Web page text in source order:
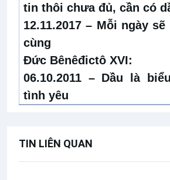
tin thôi chưa đủ, cần có
12.11.2017 – Mỗi ngày
cùng
Đức Bênêđictô XVI:
06.10.2011 – Dầu là
tình yêu
TIN LIÊN QUAN